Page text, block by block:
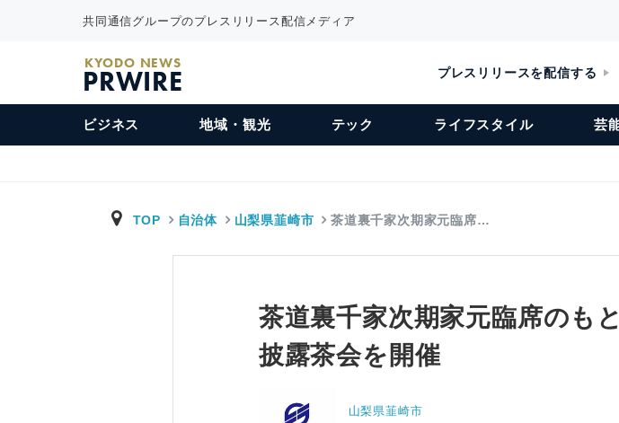
共同通信グループのプレスリリース配信メディア
KYODO NEWS
PRWIRE プレスリリースを配信する
ビジネス 地域・観光 テック ライフスタイル 芸
TOP 自治体 山梨県韮崎市 茶道裏千家次期家元臨席…
茶道裏千家次期家元臨席のも
披露茶会を開催
山梨県韮崎市